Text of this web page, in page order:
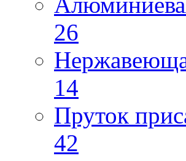
26
14
Пруток
42